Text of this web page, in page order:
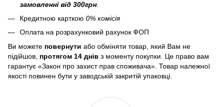
замовленні від 300грн
Кредитною карткою 0% комісія
Оплата на розрахунковий рахунок ФОП
Ви можете повернути або обміняти товар, який Вам не
підійшов, протягом 14 днів з моменту покупки. Це право вам
гарантує «Закон про захист прав споживача». Товар належної
якості повинен бути у заводській закритій упаковці.